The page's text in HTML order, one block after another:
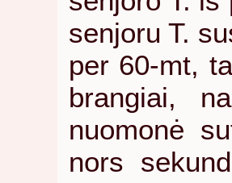
senjoru T.
per 60-mt,
brangiai,
nuomonė
nors